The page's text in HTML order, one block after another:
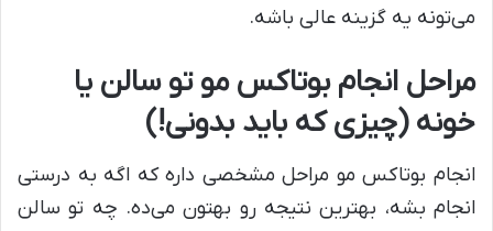
می‌تونه یه گزینه عالی باشه.
مراحل انجام بوتاکس مو تو سالن یا
خونه (چیزی که باید بدونی!)
انجام بوتاکس مو مراحل مشخصی داره که اگه به درستی
انجام بشه، بهترین نتیجه رو بهتون می‌ده. چه تو سالن